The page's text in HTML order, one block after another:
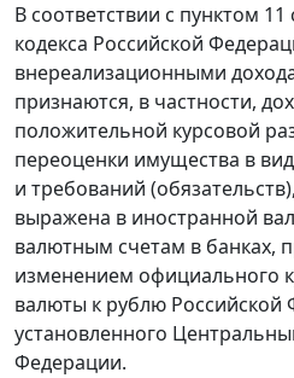
В соответствии с пунктом
кодекса Российской
внереализационными
признаются, в частности,
положительной курсовой
переоценки имущества в
и требований
выражена в иностранной
валютным счетам в банках,
изменением официального
валюты к рублю Российской
установленного
Федерации.